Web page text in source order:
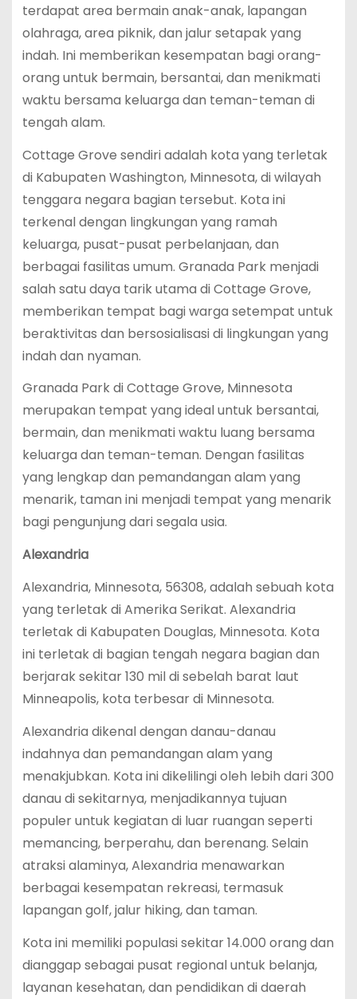
terdapat area bermain anak-anak, lapangan
olahraga, area piknik, dan jalur setapak yang
indah. Ini memberikan kesempatan bagi orang-
orang untuk bermain, bersantai, dan menikmati
waktu bersama keluarga dan teman-teman di
tengah alam.
Cottage Grove sendiri adalah kota yang terletak
di Kabupaten Washington, Minnesota, di wilayah
tenggara negara bagian tersebut. Kota ini
terkenal dengan lingkungan yang ramah
keluarga, pusat-pusat perbelanjaan, dan
berbagai fasilitas umum. Granada Park menjadi
salah satu daya tarik utama di Cottage Grove,
memberikan tempat bagi warga setempat untuk
beraktivitas dan bersosialisasi di lingkungan yang
indah dan nyaman.
Granada Park di Cottage Grove, Minnesota
merupakan tempat yang ideal untuk bersantai,
bermain, dan menikmati waktu luang bersama
keluarga dan teman-teman. Dengan fasilitas
yang lengkap dan pemandangan alam yang
menarik, taman ini menjadi tempat yang menarik
bagi pengunjung dari segala usia.
Alexandria
Alexandria, Minnesota, 56308, adalah sebuah kota
yang terletak di Amerika Serikat. Alexandria
terletak di Kabupaten Douglas, Minnesota. Kota
ini terletak di bagian tengah negara bagian dan
berjarak sekitar 130 mil di sebelah barat laut
Minneapolis, kota terbesar di Minnesota.
Alexandria dikenal dengan danau-danau
indahnya dan pemandangan alam yang
menakjubkan. Kota ini dikelilingi oleh lebih dari 300
danau di sekitarnya, menjadikannya tujuan
populer untuk kegiatan di luar ruangan seperti
memancing, berperahu, dan berenang. Selain
atraksi alaminya, Alexandria menawarkan
berbagai kesempatan rekreasi, termasuk
lapangan golf, jalur hiking, dan taman.
Kota ini memiliki populasi sekitar 14.000 orang dan
dianggap sebagai pusat regional untuk belanja,
layanan kesehatan, dan pendidikan di daerah